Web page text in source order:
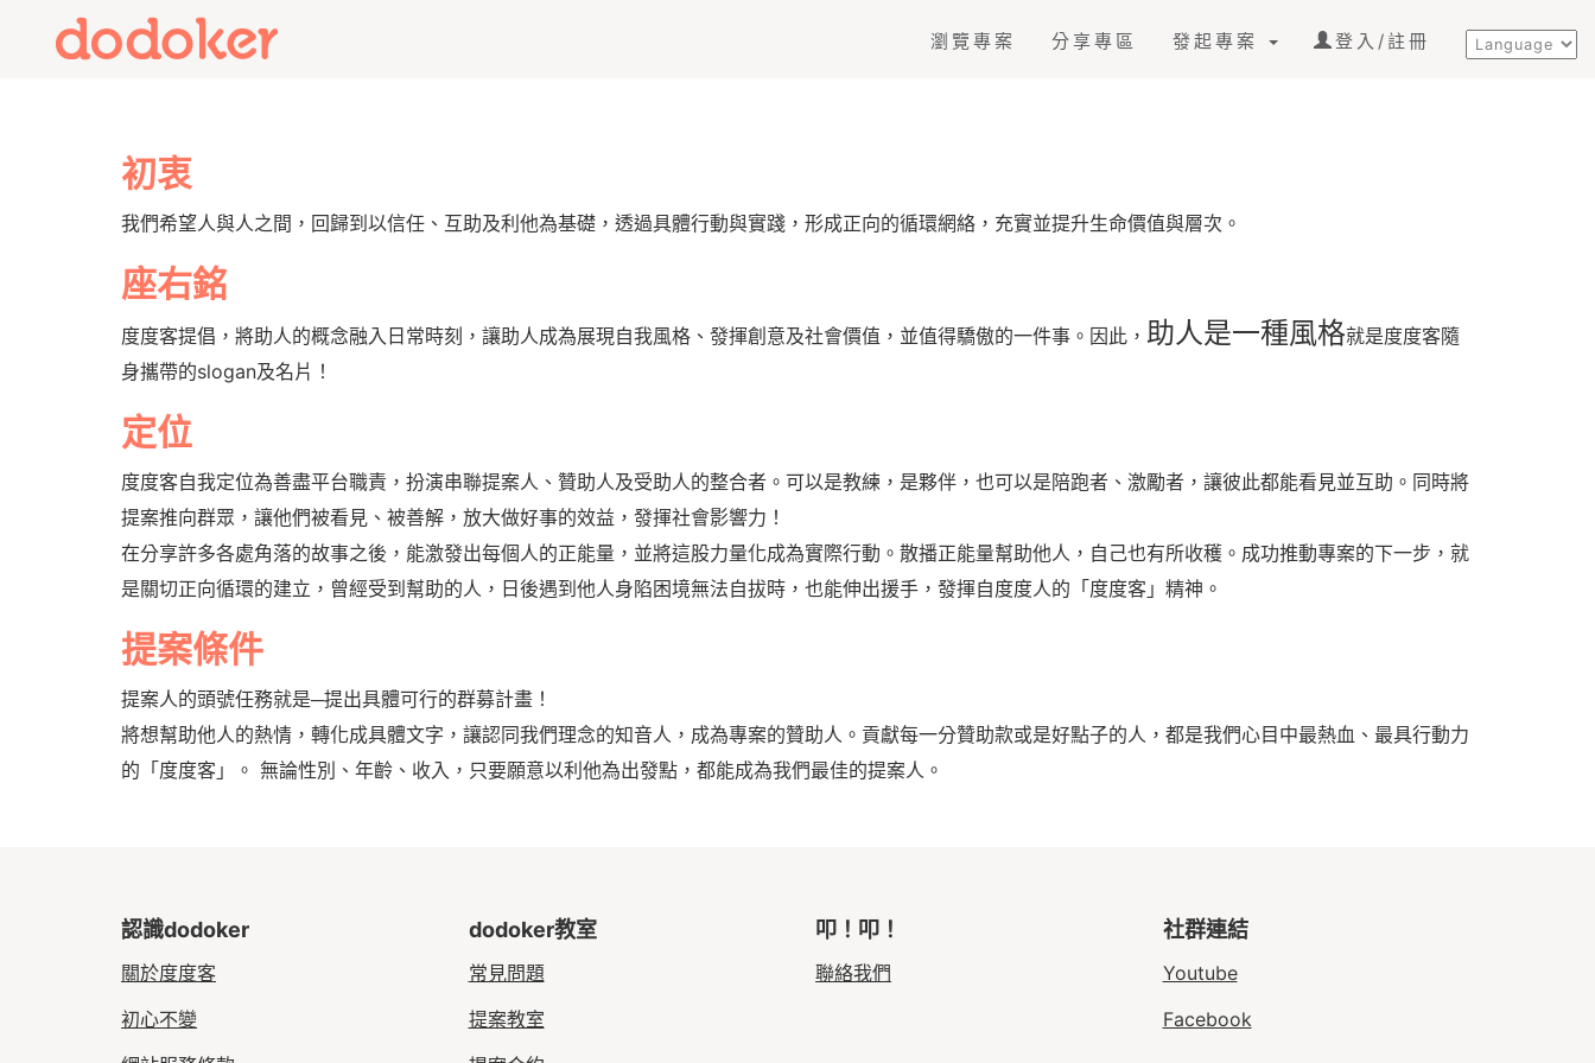
瀏覽專案 分享專區 發起專案 登入/註冊
初衷
我們希望人與人之間，回歸到以信任、互助及利他為基礎，透過具體行動與實踐，形成正向的循環網絡，充實並提升生命價值與層次。
座右銘
度度客提倡，將助人的概念融入日常時刻，讓助人成為展現自我風格、發揮創意及社會價值，並值得驕傲的一件事。因此， 助人是一種風格就是度度客隨
身攜帶的slogan及名片！
定位
度度客自我定位為善盡平台職責，扮演串聯提案人、贊助人及受助人的整合者。可以是教練，是夥伴，也可以是陪跑者、激勵者，讓彼此都能看見並互助。同時將
提案推向群眾，讓他們被看見、被善解，放大做好事的效益，發揮社會影響力！
在分享許多各處角落的故事之後，能激發出每個人的正能量，並將這股力量化成為實際行動。散播正能量幫助他人，自己也有所收穫。成功推動專案的下一步，就
是關切正向循環的建立，曾經受到幫助的人，日後遇到他人身陷困境無法自拔時，也能伸出援手，發揮自度度人的「度度客」精神。
提案條件
提案人的頭號任務就是─提出具體可行的群募計畫！
將想幫助他人的熱情，轉化成具體文字，讓認同我們理念的知音人，成為專案的贊助人。貢獻每一分贊助款或是好點子的人，都是我們心目中最熱血、最具行動力
的「度度客」。 無論性別、年齡、收入，只要願意以利他為出發點，都能成為我們最佳的提案人。
認識dodoker
關於度度客
初心不變
dodoker教室
常見問題
提案教室
叩！叩！
聯絡我們
社群連結
Youtube
Facebook